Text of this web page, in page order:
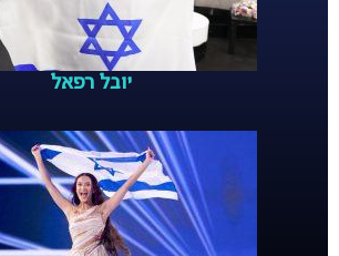
יובל רפאל